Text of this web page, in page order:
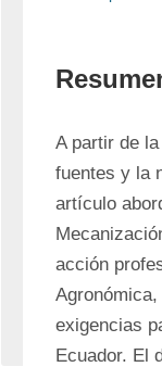
A partir de
fuentes y la
artículo
acción
exigencias
Ecuador. El